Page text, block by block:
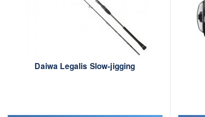
Daiwa Legalis Slow-jigging